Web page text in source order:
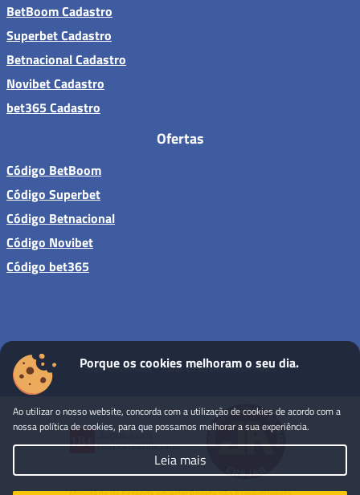
BetBoom Cadastro
Superbet Cadastro
Betnacional Cadastro
Novibet Cadastro
bet365 Cadastro
Ofertas
Código BetBoom
Código Superbet
Código Betnacional
Código Novibet
Código bet365
Sites de apostas - Todos os direitos reservados
Porque os cookies melhoram o seu dia.
Ao utilizar o nosso website, concorda com a utilização de cookies de acordo com a
nossa política de cookies, para que possamos melhorar a sua experiência.
Leia mais